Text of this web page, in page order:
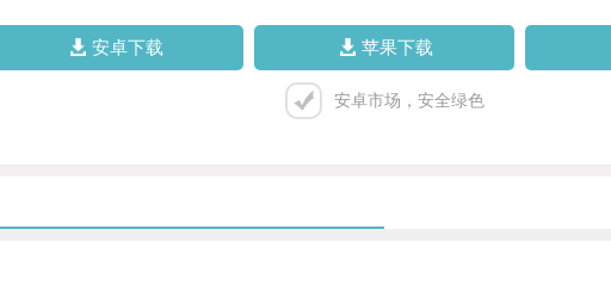
安卓下载 苹果下载
安卓市场，安全绿色